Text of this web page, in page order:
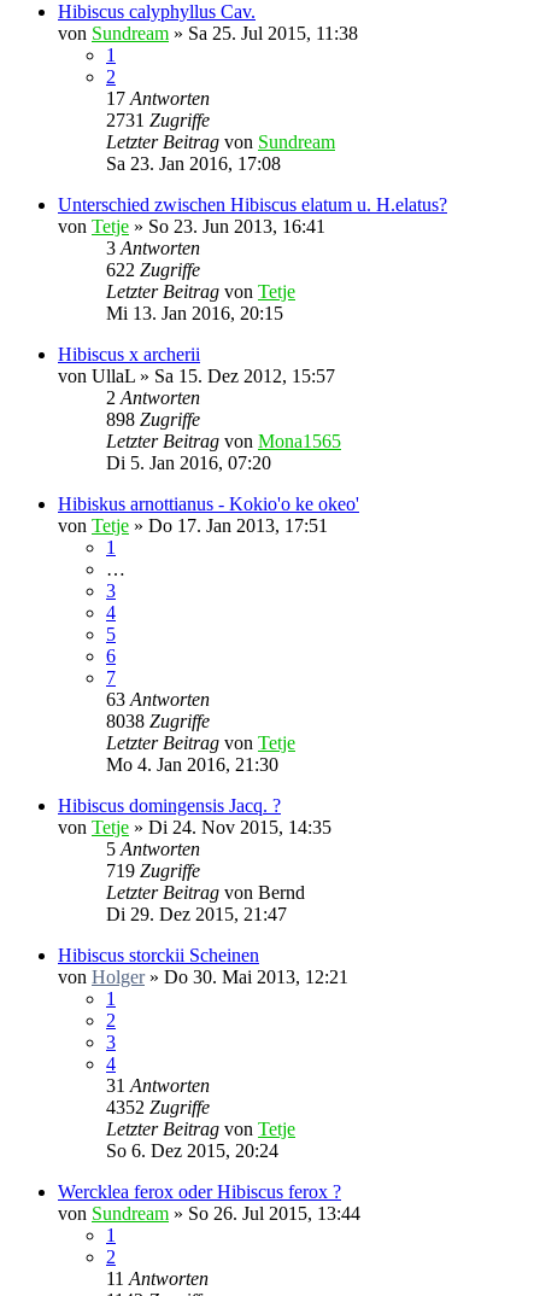
Hibiscus calyphyllus Cav.
von Sundream » Sa 25. Jul 2015, 11:38
1
2
17 Antworten
2731 Zugriffe
Letzter Beitrag von Sundream
Sa 23. Jan 2016, 17:08
Unterschied zwischen Hibiscus elatum u. H.elatus?
von Tetje » So 23. Jun 2013, 16:41
3 Antworten
622 Zugriffe
Letzter Beitrag von Tetje
Mi 13. Jan 2016, 20:15
Hibiscus x archerii
von UllaL » Sa 15. Dez 2012, 15:57
2 Antworten
898 Zugriffe
Letzter Beitrag von Mona1565
Di 5. Jan 2016, 07:20
Hibiskus arnottianus - Kokio'o ke okeo'
von Tetje » Do 17. Jan 2013, 17:51
1
…
3
4
5
6
7
63 Antworten
8038 Zugriffe
Letzter Beitrag von Tetje
Mo 4. Jan 2016, 21:30
Hibiscus domingensis Jacq. ?
von Tetje » Di 24. Nov 2015, 14:35
5 Antworten
719 Zugriffe
Letzter Beitrag von Bernd
Di 29. Dez 2015, 21:47
Hibiscus storckii Scheinen
von Holger» Do 30. Mai 2013, 12:21
1
2
3
4
31 Antworten
4352 Zugriffe
Letzter Beitrag von Tetje
So 6. Dez 2015, 20:24
Wercklea ferox oder Hibiscus ferox ?
von Sundream » So 26. Jul 2015, 13:44
1
2
11 Antworten